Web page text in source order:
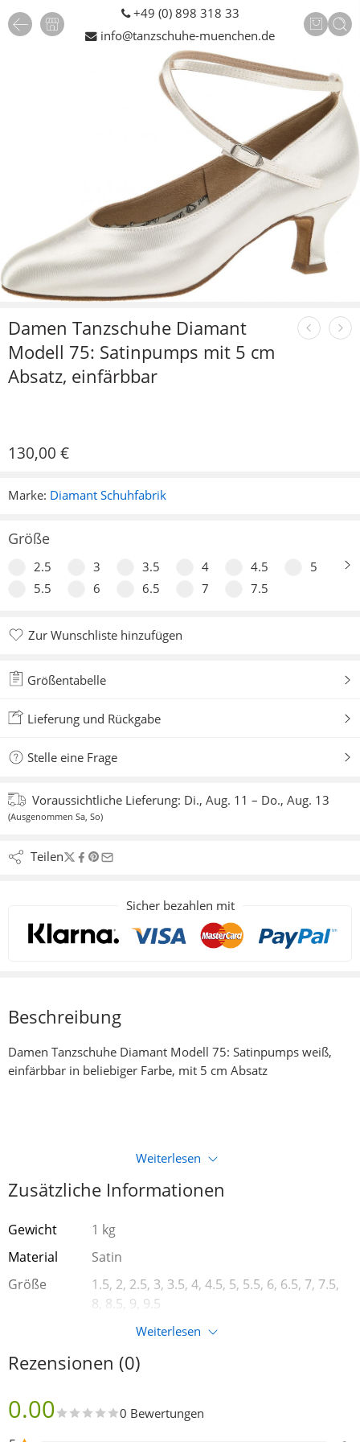
+49 (0) 898 318 33
info@tanzschuhe-muenchen.de
Damen Tanzschuhe Diamant
Modell 75: Satinpumps mit 5 cm
Absatz, einfärbbar
130,00 €
Marke: Diamant Schuhfabrik
Größe
2.5 3 3.5 4 4.5
5
5.5
6 6.5 7 7.5
Zur Wunschliste hinzufügen
Größentabelle
Lieferung und Rückgabe
Stelle eine Frage
Voraussichtliche Lieferung: Di., Aug. 11 – Do., Aug. 13
(Ausgenommen Sa, So)
Teilen
Sicher bezahlen mit
Beschreibung
Damen Tanzschuhe Diamant Modell 75: Satinpumps weiß,
einfärbbar in beliebiger Farbe, mit 5 cm Absatz
Weiterlesen
Zusätzliche Informationen
Gewicht
1 kg
Material
Satin
Größe
1.5, 2, 2.5, 3, 3.5, 4, 4.5, 5, 5.5, 6, 6.5, 7, 7.5,
8, 8.5, 9, 9.5
Diamant Schuhfabrik
Absatzhöhe
5 cm
Farbe
Weiß
Weiterlesen
Rezensionen (0)
0.00 0 Bewertungen